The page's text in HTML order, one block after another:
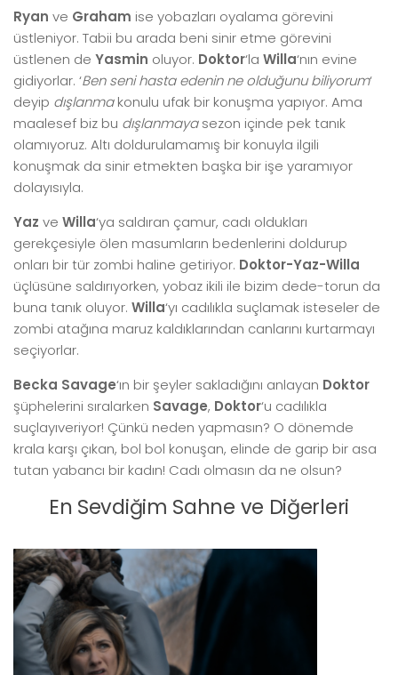
Ryan ve Graham ise yobazları oyalama görevini
üstleniyor. Tabii bu arada beni sinir etme görevini
üstlenen de Yasmin oluyor. Doktor‘la Willa‘nın evine
gidiyorlar. ‘Ben seni hasta edenin ne olduğunu biliyorum‘
deyip dışlanmakonulu ufak bir konuşma yapıyor. Ama
maalesef biz bu dışlanmayasezon içinde pek tanık
olamıyoruz. Altı doldurulamamış bir konuyla ilgili
konuşmak da sinir etmekten başka bir işe yaramıyor
dolayısıyla.
Yaz ve Willa‘ya saldıran çamur, cadı oldukları
gerekçesiyle ölen masumların bedenlerini doldurup
onları bir tür zombi haline getiriyor. Doktor-Yaz-Willa
üçlüsüne saldırıyorken, yobaz ikili ile bizim dede-torun da
buna tanık oluyor. Willa‘yı cadılıkla suçlamak isteseler de
zombi atağına maruz kaldıklarından canlarını kurtarmayı
seçiyorlar.
Becka Savage‘ın bir şeyler sakladığını anlayan Doktor
şüphelerini sıralarken Savage, Doktor‘u cadılıkla
suçlayıveriyor! Çünkü neden yapmasın? O dönemde
krala karşı çıkan, bol bol konuşan, elinde de garip bir asa
tutan yabancı bir kadın! Cadı olmasın da ne olsun?
En Sevdiğim Sahne ve Diğerleri